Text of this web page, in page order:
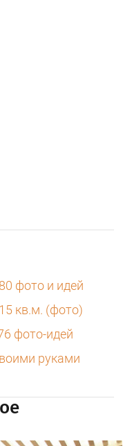
фото и идей
кв.м. (фото)
фото-идей
руками